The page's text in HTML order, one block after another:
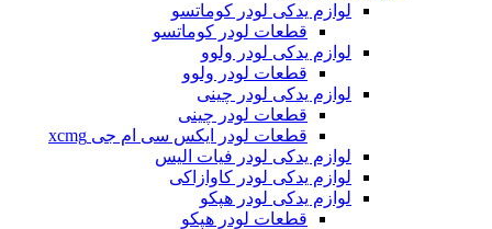
لوازم یدکی لودر کوماتسو
قطعات لودر کوماتسو
لوازم یدکی لودر ولوو
قطعات لودر ولوو
لوازم یدکی لودر چینی
قطعات لودر چینی
قطعات لودر ایکس سی ام جی xcmg
لوازم یدکی لودر فیات الیس
لوازم یدکی لودر کاوازاکی
لوازم یدکی لودر هپکو
قطعات لودر هپکو